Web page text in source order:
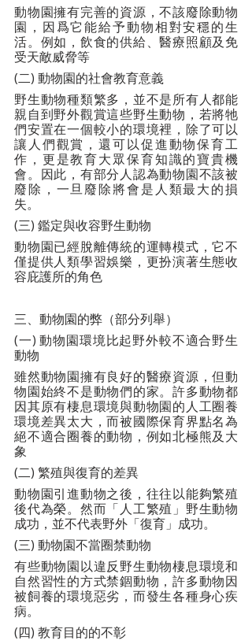
動物園擁有完善的資源，不該廢除動物
園，因爲它能給予動物相對安穩的生
活。例如，飲食的供給、醫療照顧及免
受天敵威脅等
(二) 動物園的社會教育意義
野生動物種類繁多，並不是所有人都能
親自到野外觀賞這些野生動物，若將牠
們安置在一個較小的環境裡，除了可以
讓人們觀賞，還可以促進動物保育工
作，更是教育大眾保育知識的寶貴機
會。因此，有部分人認為動物園不該被
廢除，一旦廢除將會是人類最大的損
失。
(三) 鑑定與收容野生動物
動物園已經脫離傳統的運轉模式，它不
僅提供人類學習娛樂，更扮演著生態收
容庇護所的角色
三、動物園的弊（部分列舉）
(一) 動物園環境比起野外較不適合野生
動物
雖然動物園擁有良好的醫療資源，但動
物園始終不是動物們的家。許多動物都
因其原有棲息環境與動物園的人工圈養
環境差異太大，而被國際保育界點名為
絕不適合圈養的動物，例如北極熊及大
象
(二) 繁殖與復育的差異
動物園引進動物之後，往往以能夠繁殖
後代為榮。然而「人工繁殖」野生動物
成功，並不代表野外「復育」成功。
(三) 動物園不當圈禁動物
有些動物園以違反野生動物棲息環境和
自然習性的方式禁錮動物，許多動物因
被飼養的環境惡劣，而發生各種身心疾
病。
(四) 教育目的的不彰